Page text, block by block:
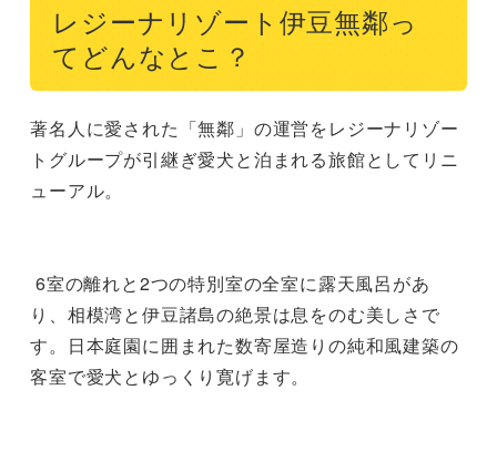
レジーナリゾート伊豆無鄰っ
てどんなとこ？
著名人に愛された「無鄰」の運営をレジーナリゾー
トグループが引継ぎ愛犬と泊まれる旅館としてリニ
ューアル。
り、相模湾と伊豆諸島の絶景は息をのむ美しさで
す。日本庭園に囲まれた数寄屋造りの純和風建築の
客室で愛犬とゆっくり寛げます。